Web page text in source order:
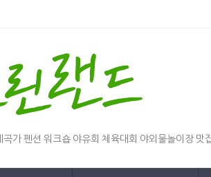
가 펜션 워크숍 야유회 체육대회 야외물놀이장 맛